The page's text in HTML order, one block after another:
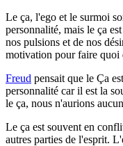
Le ça, l'ego et le surmoi
personnalité, mais le ça
nos pulsions et de nos
motivation pour faire quoi
Freud pensait que le Ça
personnalité car il est la
le ça, nous n'aurions
Le ça est souvent en
autres parties de l'esprit.